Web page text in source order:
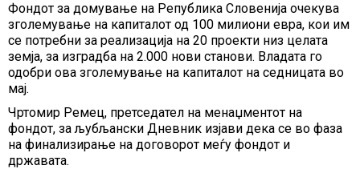
Фондот за домување на Република Словенија очекува
зголемување на капиталот од 100 милиони евра, кои им
се потребни за реализација на 20 проекти низ целата
земја, за изградба на 2.000 нови станови. Владата го
одобри ова зголемување на капиталот на седницата во
мај.
Чртомир Ремец, претседател на менаџментот на
фондот, за љубљански Дневник изјави дека се во фаза
на финализирање на договорот меѓу фондот и
државата.